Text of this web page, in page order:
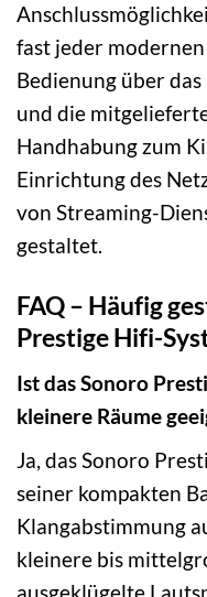
fast jeder
Bedienung über
und die
Handhabung zum
Einrichtung des
von Streaming-
gestaltet.
FAQ – Häufig
Prestige Hifi-
Ist das Sonoro
kleinere Räume
Ja, das Sonoro
seiner kompakten
Klangabstimmung
kleinere bis
ausgeklügelte